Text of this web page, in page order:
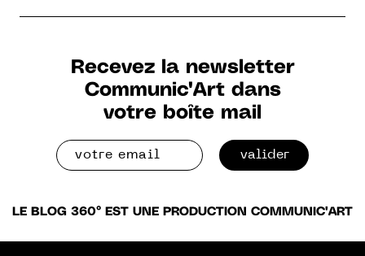
Recevez la newsletter
Communic'Art dans
votre boîte mail
valider
LE BLOG 360° EST UNE PRODUCTION COMMUNIC'ART